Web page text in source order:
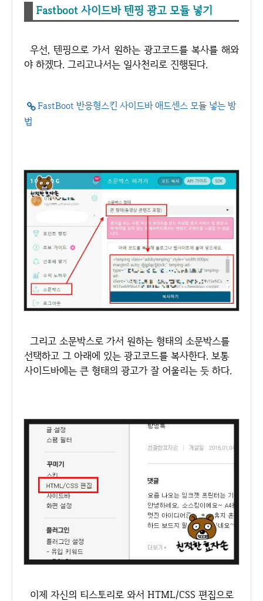
Fastboot 사이드바 텐핑 광고 모듈 넣기
우선, 텐핑으로 가서 원하는 광고코드를 복사를 해와
야 하겠다. 그리고나서는 일사천리로 진행된다.
FastBoot 반응형스킨 사이드바 애드센스 모듈 넣는 방
법
그리고 소문박스로 가서 원하는 형태의 소문박스를
선택하고 그 아래에 있는 광고코드를 복사한다. 보통
사이드바에는 큰 형태의 광고가 잘 어울리는 듯 하다.
이제 자신의 티스토리로 와서 HTML/CSS 편집으로